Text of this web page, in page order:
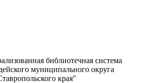
библиотечная система
муниципального округа
края"